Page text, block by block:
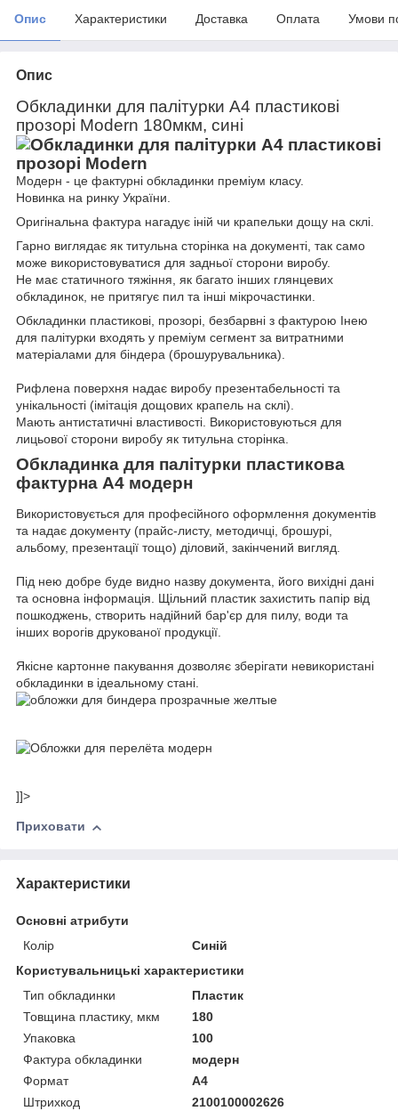
Опис Характеристики Доставка Оплата Умови
Опис
Обкладинки для палітурки А4 пластикові
прозорі Modern 180мкм, сині
Модерн - це фактурні обкладинки преміум класу.
Новинка на ринку України.
Оригінальна фактура нагадує іній чи крапельки дощу на склі.
Гарно виглядає як титульна сторінка на документі, так само
може використовуватися для задньої сторони виробу.
Не має статичного тяжіння, як багато інших глянцевих
обкладинок, не притягує пил та інші мікрочастинки.
Обкладинки пластикові, прозорі, безбарвні з фактурою Інею
для палітурки входять у преміум сегмент за витратними
матеріалами для біндера (брошурувальника).
Рифлена поверхня надає виробу презентабельності та
унікальності (імітація дощових крапель на склі).
Мають антистатичні властивості. Використовуються для
лицьової сторони виробу як титульна сторінка.
Обкладинка для палітурки пластикова
фактурна А4 модерн
Використовується для професійного оформлення документів
та надає документу (прайс-листу, методичці, брошурі,
альбому, презентації тощо) діловий, закінчений вигляд.
Під нею добре буде видно назву документа, його вихідні дані
та основна інформація. Щільний пластик захистить папір від
пошкоджень, створить надійний бар'єр для пилу, води та
інших ворогів друкованої продукції.
Якісне картонне пакування дозволяє зберігати невикористані
обкладинки в ідеальному стані.
]]>
Приховати
Характеристики
Основні атрибути
Колір
Синій
Користувальницькі характеристики
Тип обкладинки
Пластик
Товщина пластику, мкм
180
Упаковка
100
Фактура обкладинки
модерн
Формат
A4
Штрихкод
2100100002626